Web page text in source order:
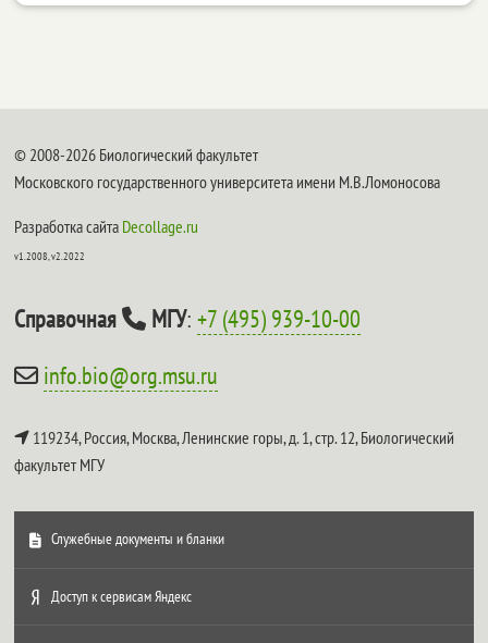
© 2008-2026 Биологический факультет
Московского государственного университета имени М.В.Ломоносова
Разработка сайта Decollage.ru
v1.2008, v2.2022
Справочная МГУ:+7 (495) 939-10-00
info.bio@org.msu.ru
119234, Россия, Москва, Ленинские горы, д. 1, стр. 12,Биологический
факультет МГУ
Служебные документы и бланки
Доступ к сервисам Яндекс